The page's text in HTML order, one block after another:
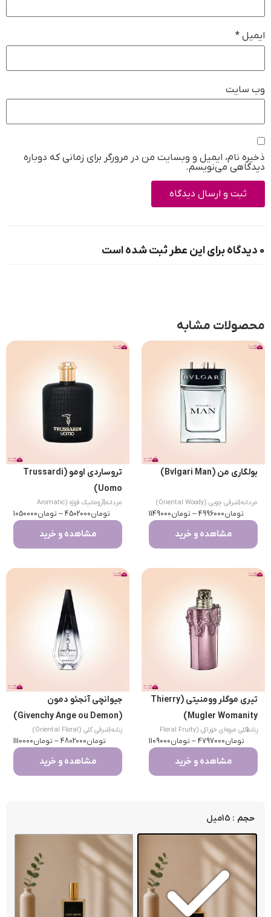
ایمیل *
وب‌ سایت
ذخیره نام، ایمیل و وبسایت من در مرورگر برای زمانی که دوباره
دیدگاهی می‌نویسم.
0 دیدگاه برای این عطر ثبت شده است
محصولات مشابه
بولگاری من (Bvlgari Man)
مردانه شرقی چوبی (Oriental Woody)
تومان4996000
– تومان1149000
مشاهده و خرید
تروساردی اومو (Trussardi
Uomo)
مردانه|
آروماتیک فوژه (Aromatic
Fougere)
تومان4502000
– تومان1050000
مشاهده و خرید
تیری موگلر وومنیتی (Thierry
Mugler Womanity)
زنانه
|
گلی میوه‌ای خوراکی (Floral Fruity
Gourmand)
تومان4797000
– تومان1109000
مشاهده و خرید
جیوانچی آنجئو دمون
(Givenchy Ange ou Demon)
زنانه شرقی گلی (Oriental Floral)
تومان4802000
– تومان1110000
مشاهده و خرید
حجم : 15میل